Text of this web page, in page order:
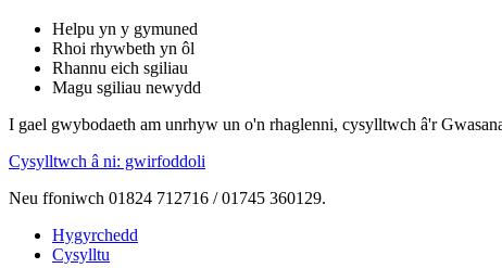
Helpu yn y gymuned
Rhoi rhywbeth yn ôl
Rhannu eich sgiliau
Magu sgiliau newydd
I gael gwybodaeth am unrhyw un o'n rhaglenni, cysylltwch â'r
Cysylltwch â ni: gwirfoddoli
Neu ffoniwch 01824 712716 / 01745 360129.
Hygyrchedd
Cysylltu